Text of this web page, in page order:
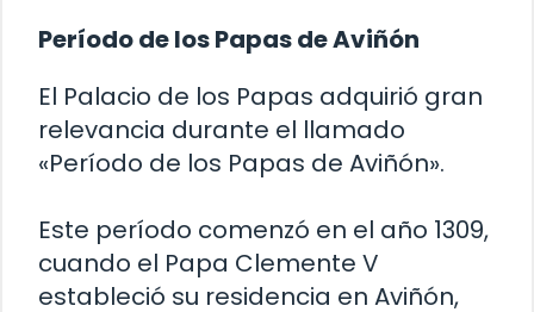
Período de los Papas de Aviñón
El Palacio de los Papas adquirió gran
relevancia durante el llamado
«Período de los Papas de Aviñón».
Este período comenzó en el año 1309,
cuando el Papa Clemente V
estableció su residencia en Aviñón,